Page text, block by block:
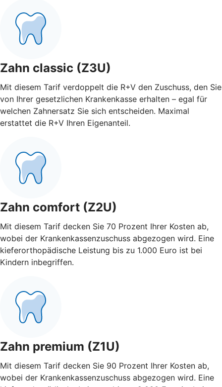
Zahn classic (Z3U)
Mit diesem Tarif verdoppelt die R+V den Zuschuss, den Sie
von Ihrer gesetzlichen Krankenkasse erhalten – egal für
welchen Zahnersatz Sie sich entscheiden. Maximal
erstattet die R+V Ihren Eigenanteil.
Zahn comfort (Z2U)
Mit diesem Tarif decken Sie 70 Prozent Ihrer Kosten ab,
wobei der Krankenkassenzuschuss abgezogen wird. Eine
kieferorthopädische Leistung bis zu 1.000 Euro ist bei
Kindern inbegriffen.
Zahn premium (Z1U)
Mit diesem Tarif decken Sie 90 Prozent Ihrer Kosten ab,
wobei der Krankenkassenzuschuss abgezogen wird. Eine